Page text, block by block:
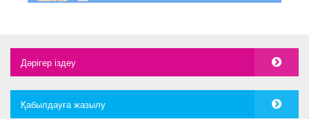
Дәрігер іздеу
Қабылдауға жазылу